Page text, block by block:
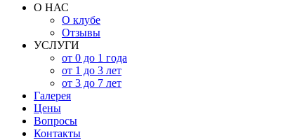
О НАС
О клубе
Отзывы
УСЛУГИ
от 0 до 1 года
от 1 до 3 лет
от 3 до 7 лет
Галерея
Цены
Вопросы
Контакты